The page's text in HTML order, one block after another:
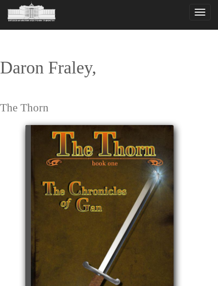
Toggle
Daron Fraley,
The Thorn